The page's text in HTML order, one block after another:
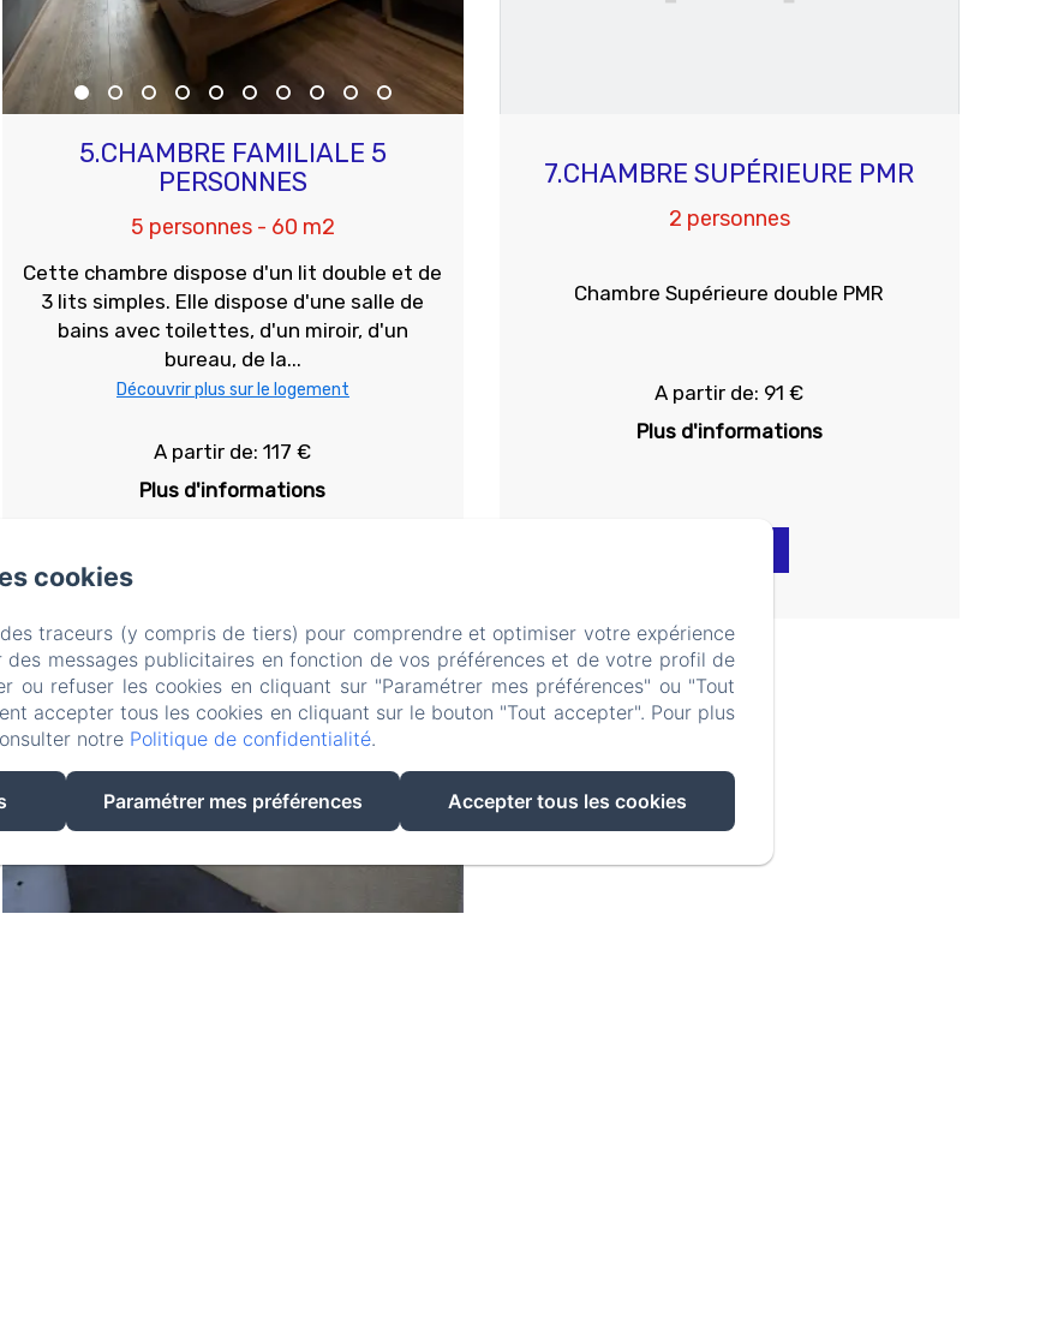
5.CHAMBRE FAMILIALE 5
PERSONNES
5 personnes - 60 m2
Cette chambre dispose d'un lit double et de
3 lits simples. Elle dispose d'une salle de
bains avec toilettes, d'un miroir, d'un
bureau, de la...
Découvrir plus sur le logement
A partir de: 117 €
Plus d'informations
7.CHAMBRE SUPÉRIEURE PMR
2 personnes
Chambre Supérieure double PMR
A partir de: 91 €
Plus d'informations
cookies
traceurs (y compris de tiers) pour comprendre et optimiser votre expérience
messages publicitaires en fonction de vos préférences et de votre profil de
ou refuser les cookies en cliquant sur "Paramétrer mes préférences" ou "Tout
accepter tous les cookies en cliquant sur le bouton "Tout accepter". Pour plus
notre Politique de confidentialité.
Paramétrer mes préférences Accepter tous les cookies